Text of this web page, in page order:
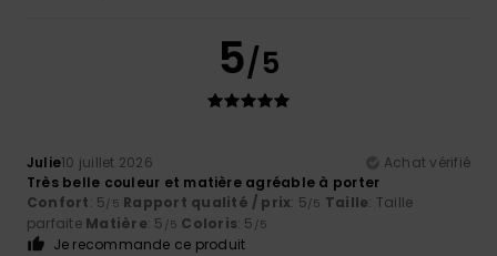
5/5
Julie10 juillet 2026
Achat vérifié
Très belle couleur et matière agréable à porter
Confort: 5/5 Rapport qualité / prix: 5/5 Taille: Taille
parfaite Matière: 5 /5 Coloris: 5 /5
Je recommande ce produit